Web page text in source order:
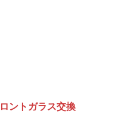
ントガラス交換